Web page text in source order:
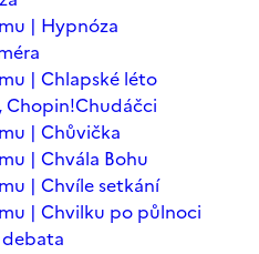
| Hypnóza
| Chlapské léto
Chopin!Chudáčci
| Chůvička
| Chvála Bohu
| Chvíle setkání
| Chvilku po půlnoci